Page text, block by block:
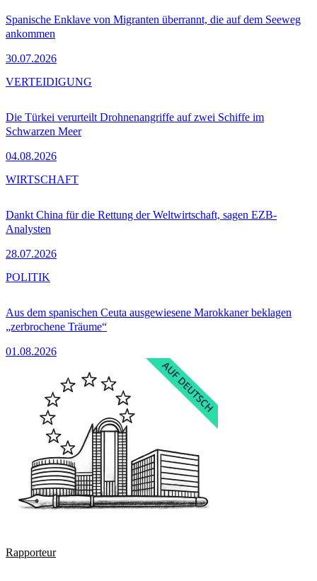
Spanische Enklave von Migranten überrannt, die auf dem Seeweg
ankommen
30.07.2026
Die Türkei verurteilt Drohnenangriffe auf zwei Schiffe im
Schwarzen Meer
04.08.2026
VERTEIDIGUNG
Dankt China für die Rettung der Weltwirtschaft, sagen EZB-
Analysten
28.07.2026
WIRTSCHAFT
Aus dem spanischen Ceuta ausgewiesene Marokkaner beklagen
„zerbrochene Träume“
01.08.2026
POLITIK
Rapporteur